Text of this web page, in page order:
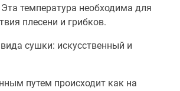
температура необходима для
плесени и грибков.
сушки: искусственный и
путем происходит как на